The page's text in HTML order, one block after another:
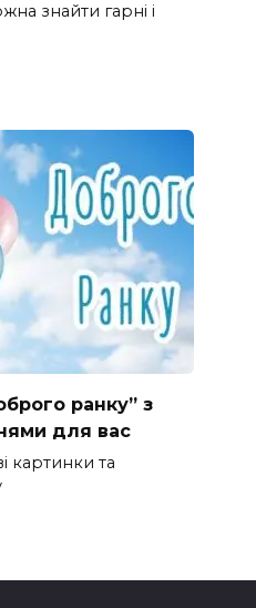
знайти гарні і
ранку” з
для вас
картинки та